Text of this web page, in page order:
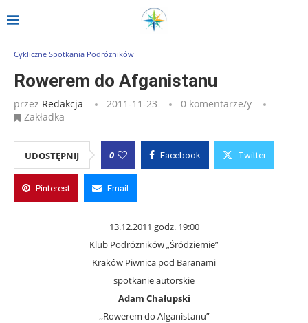
Strona główna Rowerem do Afganistanu
Cykliczne Spotkania Podróżników
Rowerem do Afganistanu
przez Redakcja 2011-11-23
0 komentarze/y
Zakładka
UDOSTĘPNIJ 0 Facebook Twitter
Pinterest Email
13.12.2011 godz. 19:00
Klub Podróżników „Śródziemie”
Kraków Piwnica pod Baranami
spotkanie autorskie
Adam Chałupski
,,Rowerem do Afganistanu”